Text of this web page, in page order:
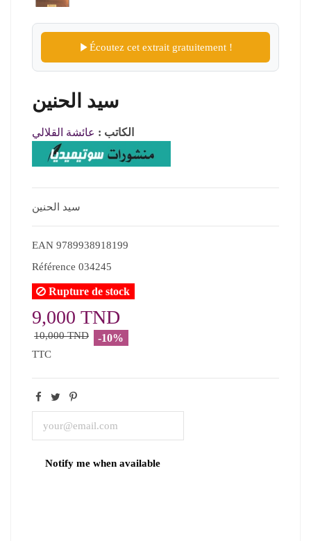
Écoutez cet extrait gratuitement !
سيد الحنين
الكاتب : عائشة القلالي
سيد الحنين
EAN 9789938918199
Référence 034245
Rupture de stock
9,000 TND
10,000 TND -10%
TTC